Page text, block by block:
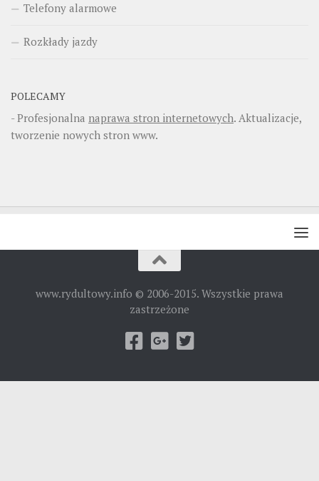
Telefony alarmowe
Rozkłady jazdy
POLECAMY
- Profesjonalna naprawa stron internetowych. Aktualizacje,
tworzenie nowych stron www.
www.rydultowy.info © 2006-2015. Wszystkie prawa
zastrzeżone